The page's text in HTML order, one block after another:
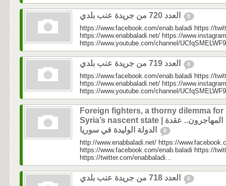
0
https://www.facebook.com/enab.baladi https://
https://www.enabbaladi.net/ https://
https://www.youtube.com/channel/
0
https://www.facebook.com/enab.baladi https://
https://www.enabbaladi.net/ https://
https://www.youtube.com/channel/
Foreign fighters, a thorny dilemma for
Syria’s nascent state | المهاجرون.. عقدة
0
http://www.enabbaladi.net/ https://
https://www.facebook.com/enab.baladi https://
https://twitter.com/enabbaladi...
0